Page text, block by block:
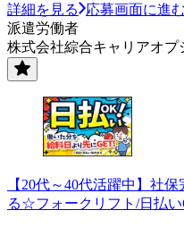
詳細を見る
応募画面に進む
派遣労働者
株式会社綜合キャリアオプ
【20代～40代活躍中】社
る☆フォークリフト/日払